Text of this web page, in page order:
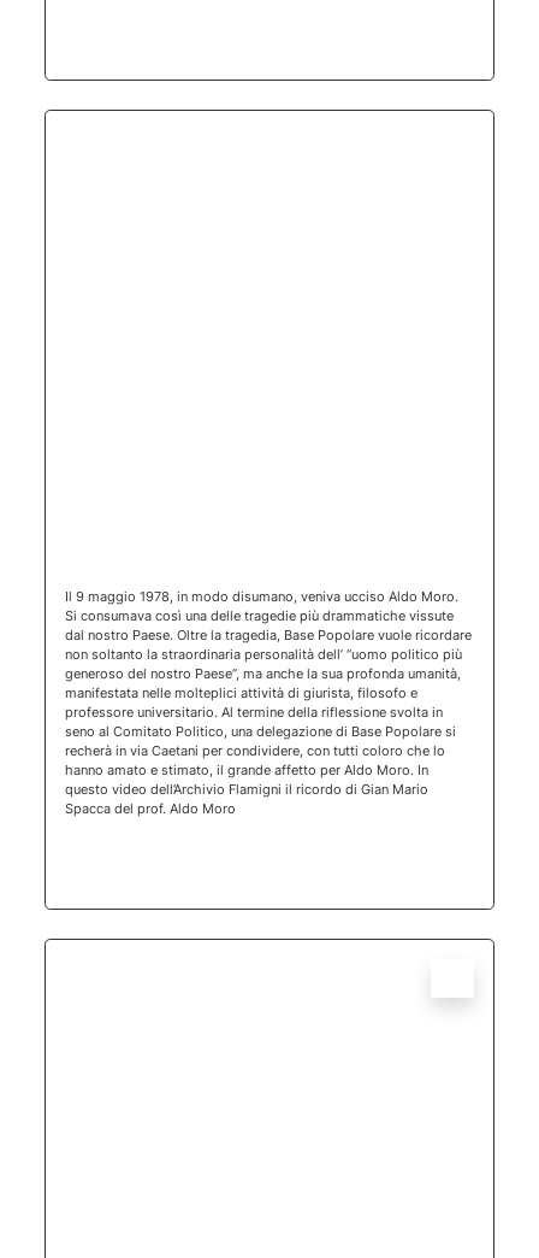
Il 9 maggio 1978, in modo disumano, veniva ucciso Aldo Moro.
Si consumava così una delle tragedie più drammatiche vissute
dal nostro Paese. Oltre la tragedia, Base Popolare vuole ricordare
non soltanto la straordinaria personalità dell’ “uomo politico più
generoso del nostro Paese”, ma anche la sua profonda umanità,
manifestata nelle molteplici attività di giurista, filosofo e
professore universitario. Al termine della riflessione svolta in
seno al Comitato Politico, una delegazione di Base Popolare si
recherà in via Caetani per condividere, con tutti coloro che lo
hanno amato e stimato, il grande affetto per Aldo Moro. In
questo video dell’Archivio Flamigni il ricordo di Gian Mario
Spacca del prof. Aldo Moro